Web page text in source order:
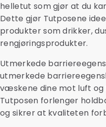
helletut som gjør at du
Dette gjør Tutposene
produkter som drikker,
rengjøringsprodukter.
Utmerkede
utmerkede
væskene dine mot luft
Tutposen forlenger
og sikrer at kvaliteten